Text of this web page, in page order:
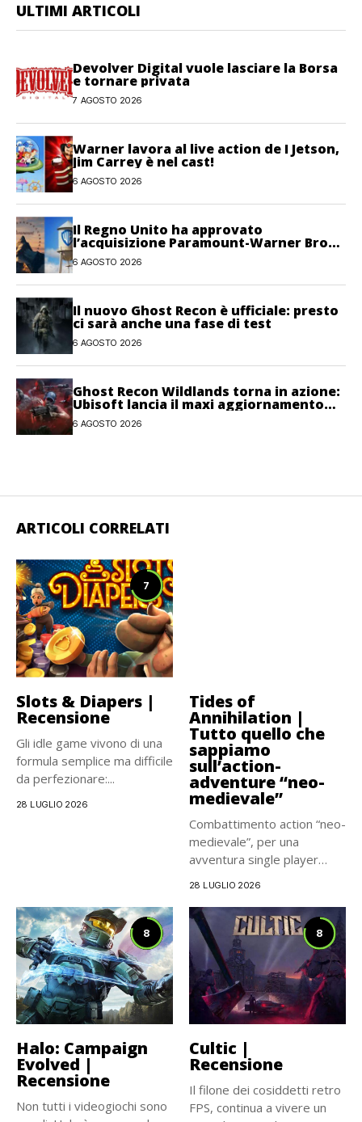
ULTIMI ARTICOLI
Devolver Digital vuole lasciare la Borsa
e tornare privata
7 AGOSTO 2026
Warner lavora al live action de I Jetson,
Jim Carrey è nel cast!
6 AGOSTO 2026
Il Regno Unito ha approvato
l’acquisizione Paramount-Warner Bros
Discovery
6 AGOSTO 2026
Il nuovo Ghost Recon è ufficiale: presto
ci sarà anche una fase di test
6 AGOSTO 2026
Ghost Recon Wildlands torna in azione:
Ubisoft lancia il maxi aggiornamento
gratuito Last Rites
6 AGOSTO 2026
ARTICOLI CORRELATI
7
Slots & Diapers |
Recensione
Gli idle game vivono di una
formula semplice ma difficile
da perfezionare:...
28 LUGLIO 2026
Tides of
Annihilation |
Tutto quello che
sappiamo
sull’action-
adventure “neo-
medievale”
Combattimento action “neo-
medievale”, per una
avventura single player
28 LUGLIO 2026
8
Halo: Campaign
Evolved |
Recensione
Non tutti i videogiochi sono
8
Cultic |
Recensione
Il filone dei cosiddetti retro
FPS, continua a vivere un